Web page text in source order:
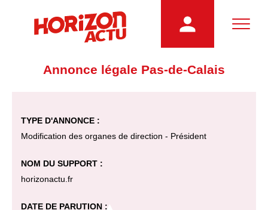
Annonce légale Pas-de-Calais
TYPE D'ANNONCE :
Modification des organes de direction - Président
NOM DU SUPPORT :
horizonactu.fr
DATE DE PARUTION :